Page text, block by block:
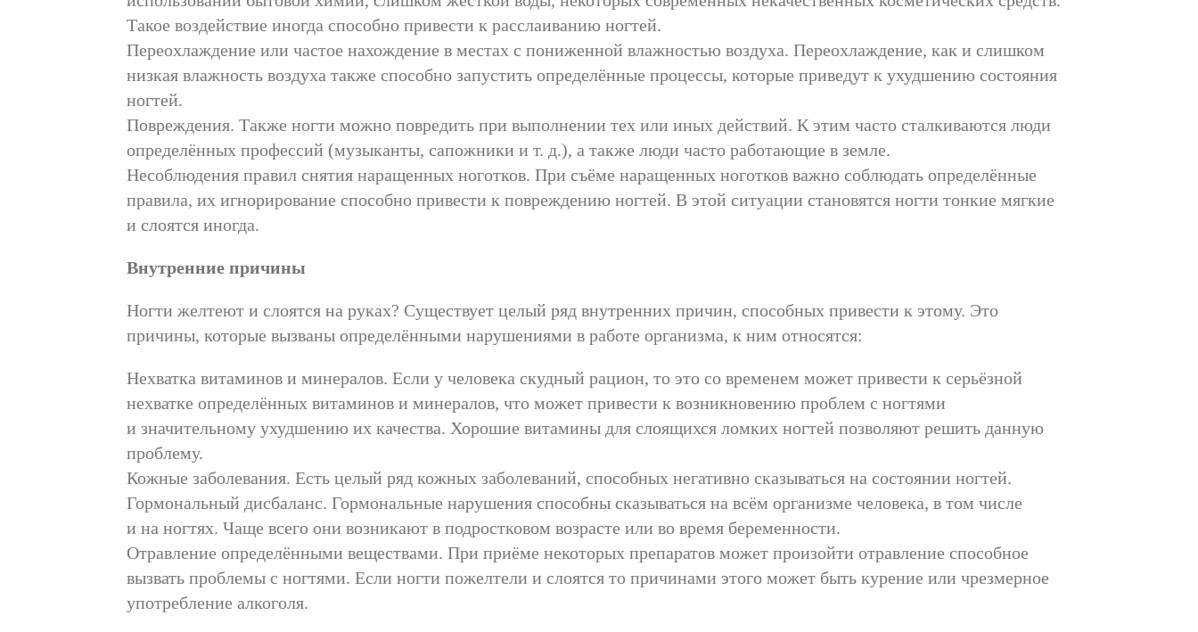
Такое воздействие иногда способно привести к расслаиванию ногтей.
Переохлаждение или частое нахождение в местах с пониженной влажностью воздуха. Переохлаждение, как и слишком
низкая влажность воздуха также способно запустить определённые процессы, которые приведут к ухудшению состояния
ногтей.
Повреждения. Также ногти можно повредить при выполнении тех или иных действий. К этим часто сталкиваются люди
определённых профессий (музыканты, сапожники и т. д.), а также люди часто работающие в земле.
Несоблюдения правил снятия наращенных ноготков. При съёме наращенных ноготков важно соблюдать определённые
правила, их игнорирование способно привести к повреждению ногтей. В этой ситуации становятся ногти тонкие мягкие
и слоятся иногда.
Внутренние причины
Ногти желтеют и слоятся на руках? Существует целый ряд внутренних причин, способных привести к этому. Это
причины, которые вызваны определёнными нарушениями в работе организма, к ним относятся:
Нехватка витаминов и минералов. Если у человека скудный рацион, то это со временем может привести к серьёзной
нехватке определённых витаминов и минералов, что может привести к возникновению проблем с ногтями
и значительному ухудшению их качества. Хорошие витамины для слоящихся ломких ногтей позволяют решить данную
проблему.
Кожные заболевания. Есть целый ряд кожных заболеваний, способных негативно сказываться на состоянии ногтей.
Гормональный дисбаланс. Гормональные нарушения способны сказываться на всём организме человека, в том числе
и на ногтях. Чаще всего они возникают в подростковом возрасте или во время беременности.
Отравление определёнными веществами. При приёме некоторых препаратов может произойти отравление способное
вызвать проблемы с ногтями. Если ногти пожелтели и слоятся то причинами этого может быть курение или чрезмерное
употребление алкоголя.